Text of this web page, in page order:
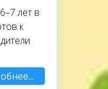
лет в
к